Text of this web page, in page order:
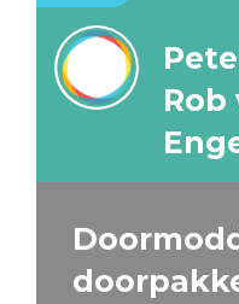
Rob